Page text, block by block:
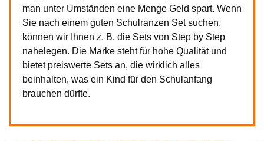
man unter Umständen eine Menge Geld spart. Wenn
Sie nach einem guten Schulranzen Set suchen,
können wir Ihnen z. B. die Sets von Step by Step
nahelegen. Die Marke steht für hohe Qualität und
bietet preiswerte Sets an, die wirklich alles
beinhalten, was ein Kind für den Schulanfang
brauchen dürfte.